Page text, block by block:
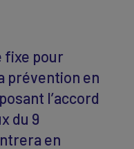
fixe pour
prévention en
l’accord
du 9
en